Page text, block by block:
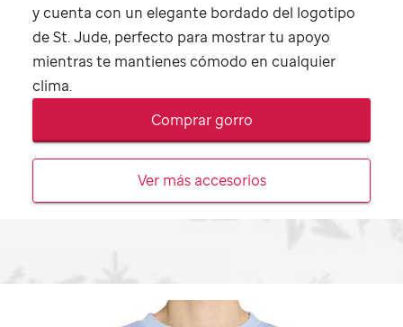
y cuenta con un elegante bordado del logotipo
deSt. Jude, perfecto para mostrar tu apoyo
mientras te mantienes cómodo en cualquier
clima.
Comprar gorro
Ver más accesorios